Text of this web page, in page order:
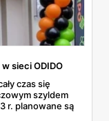
sieci ODIDO
czas się
szyldem
r. planowane są